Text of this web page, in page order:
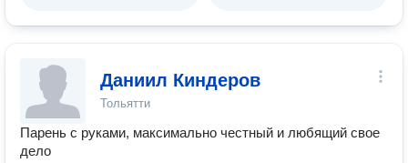
Даниил Киндеров
Тольятти
Парень с руками, максимально честный и любящий свое
дело